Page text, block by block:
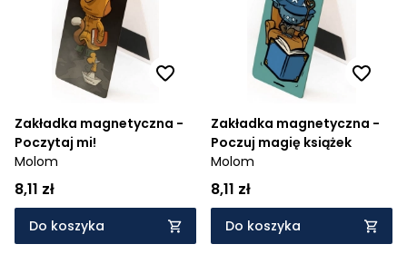
Zakładka magnetyczna -
Poczytaj mi!
Molom
8,11 zł
Do koszyka
Zakładka magnetyczna -
Poczuj magię książek
Molom
8,11 zł
Do koszyka